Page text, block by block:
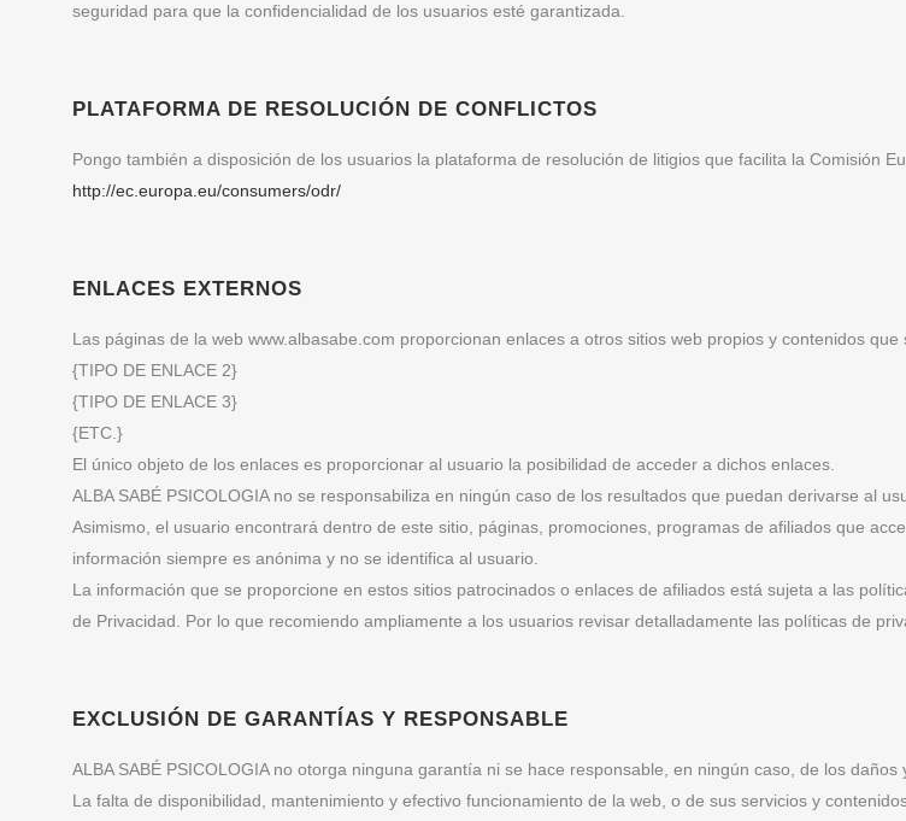
seguridad para que la confidencialidad de los usuarios esté garantizada.
PLATAFORMA DE RESOLUCIÓN DE CONFLICTOS
Pongo también a disposición de los usuarios la plataforma de resolución de litigios que facilita la Comisión
http://ec.europa.eu/consumers/odr/
ENLACES EXTERNOS
Las páginas de la web www.albasabe.com proporcionan enlaces a otros sitios web propios y contenidos
{TIPO DE ENLACE 2}
{TIPO DE ENLACE 3}
{ETC.}
El único objeto de los enlaces es proporcionar al usuario la posibilidad de acceder a dichos enlaces.
ALBA SABÉ PSICOLOGIA no se responsabiliza en ningún caso de los resultados que puedan derivarse al
Asimismo, el usuario encontrará dentro de este sitio, páginas, promociones, programas de afiliados que
información siempre es anónima y no se identifica al usuario.
La información que se proporcione en estos sitios patrocinados o enlaces de afiliados está sujeta a las
de Privacidad. Por lo que recomiendo ampliamente a los usuarios revisar detalladamente las políticas de
EXCLUSIÓN DE GARANTÍAS Y RESPONSABLE
ALBA SABÉ PSICOLOGIA no otorga ninguna garantía ni se hace responsable, en ningún caso, de los
La falta de disponibilidad, mantenimiento y efectivo funcionamiento de la web, o de sus servicios y